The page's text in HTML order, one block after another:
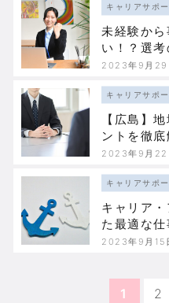
キャリアサポ
未経験か
い！？選考
2023年9月29
キャリアサポ
【広島】
ントを徹底
2023年9月22
キャリアサポ
キャリア
た最適な仕
2023年9月15
1 2